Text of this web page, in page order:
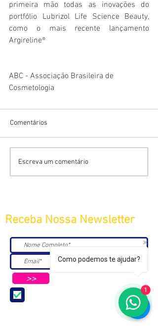
primeira mão todas as inovações do
portfólio Lubrizol Life Science Beauty,
como o mais recente lançamento
Argireline®
ABC - Associação Brasileira de
Cosmetologia
Comentários
Escreva um comentário
Receba Nossa Newsletter
>>
Aceito receber Newsletters e
Mensagens da ABC e parceiros.
Como podemos te ajudar?
1